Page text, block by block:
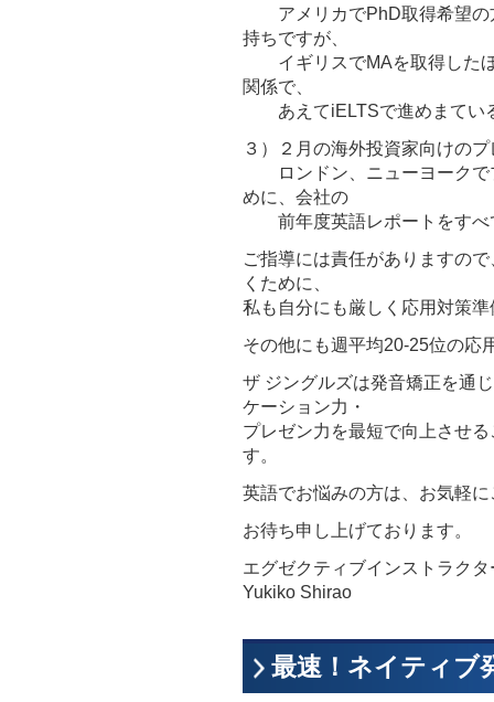
アメリカでPhD取得希望の
持ちですが、
イギリスでMAを取得したほ
関係で、
あえてiELTSで進めまてい
３）２月の海外投資家向けの
ロンドン、ニューヨークで
めに、会社の
前年度英語レポートをすべ
ご指導には責任がありますの
くために、
私も自分にも厳しく応用対策
その他にも週平均20-25位の応
ザ ジングルズは発音矯正を通
ケーション力・
プレゼン力を最短で向上させ
す。
英語でお悩みの方は、お気軽
お待ち申し上げております。
エグゼクティブインストラクタ
Yukiko Shirao
最速！ネイティブ